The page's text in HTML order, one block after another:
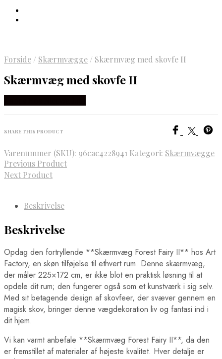
Forside / Skærmvægge / Skærmvæg med skovfe II
Skærmvæg med skovfe II
SHARE THIS PRODUCT
Varenummer (SKU): 96cac4228941 Kategori: Skærmvægge
Previous Product
Next Product
Beskrivelse
Beskrivelse
Opdag den fortryllende **Skærmvæg Forest Fairy II** hos Art
Factory, en skøn tilføjelse til ethvert rum. Denne skærmvæg,
der måler 225×172 cm, er ikke blot en praktisk løsning til at
opdele dit rum; den fungerer også som et kunstværk i sig selv.
Med sit betagende design af skovfeer, der svæver gennem en
magisk skov, bringer denne vægdekoration liv og fantasi ind i
dit hjem.
Vi kan varmt anbefale **Skærmvæg Forest Fairy II**, da den
er fremstillet af materialer af højeste kvalitet. Hver detalje er